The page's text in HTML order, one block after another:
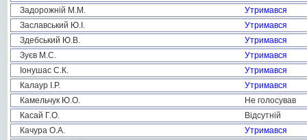
Задорожній М.М.
Утримався
Заславський Ю.І.
Утримався
Здебський Ю.В.
Утримався
Зуєв М.С.
Утримався
Іонушас С.К.
Утримався
Калаур І.Р.
Утримався
Камельчук Ю.О.
Не голосував
Касай Г.О.
Відсутній
Качура О.А.
Утримався